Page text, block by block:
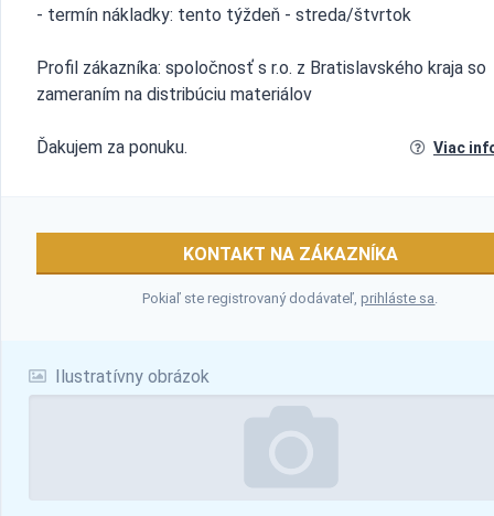
Ilustratívny obrázok
- termín nákladky: tento týždeň - streda/štvrtok
Profil zákazníka: spoločnosť s r.o. z Bratislavského kraja so
zameraním na distribúciu materiálov
Ďakujem za ponuku. Viac
KONTAKT NA ZÁKAZNÍKA
Pokiaľ ste registrovaný dodávateľ,prihláste sa.